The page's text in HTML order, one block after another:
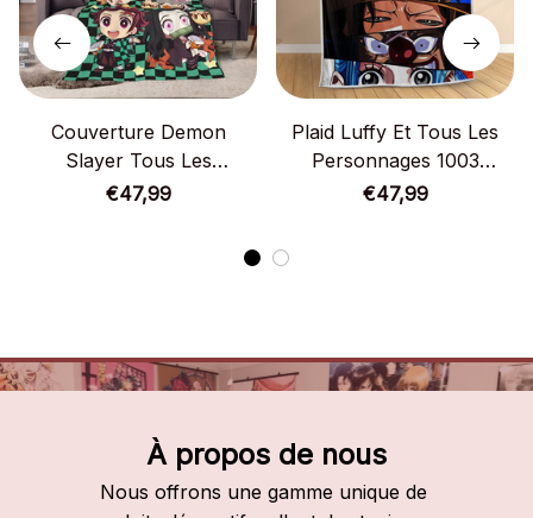
Couverture Demon
Slayer Tous Les
Personnages 1003 Plaid
€47,99
Plaid Luffy Et Tous Les
Personnages 1003
Couverture Polaire Plaid
€47,99
À propos de nous
Nous offrons une gamme unique de